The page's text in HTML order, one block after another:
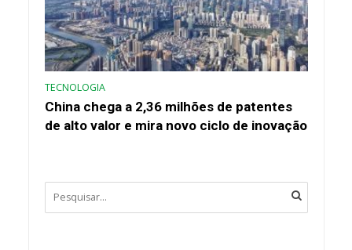
TECNOLOGIA
China chega a 2,36 milhões de patentes
de alto valor e mira novo ciclo de inovação